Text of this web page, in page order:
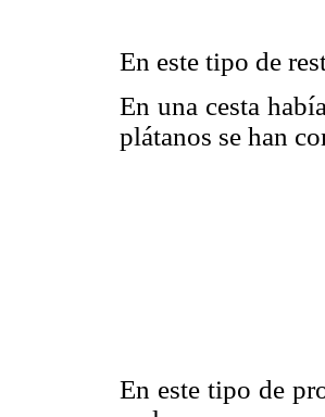
En este tipo de
En una cesta
plátanos se han
En este tipo de